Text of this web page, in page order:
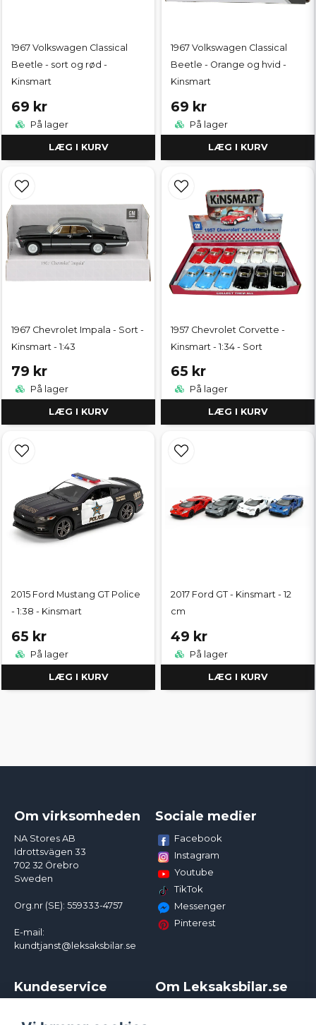
1967 Volkswagen Classical
Beetle - sort og rød -
Kinsmart
69 kr
På lager
LÆG I KURV
1967 Volkswagen Classical
Beetle - Orange og hvid -
Kinsmart
69 kr
På lager
LÆG I KURV
1967 Chevrolet Impala - Sort -
Kinsmart - 1:43
79 kr
På lager
LÆG I KURV
1957 Chevrolet Corvette -
Kinsmart - 1:34 - Sort
65 kr
På lager
LÆG I KURV
2015 Ford Mustang GT Police
- 1:38 - Kinsmart
65 kr
På lager
LÆG I KURV
2017 Ford GT - Kinsmart - 12
cm
49 kr
På lager
LÆG I KURV
Om virksomheden
NA Stores AB
Idrottsvägen 33
702 32 Örebro
Sweden
Org.nr (SE): 559333-4757
E-mail:
kundtjanst@leksaksbilar.se
Sociale medier
Facebook
Instagram
Youtube
TikTok
Messenger
Pinterest
Kundeservice Om Leksaksbilar.se